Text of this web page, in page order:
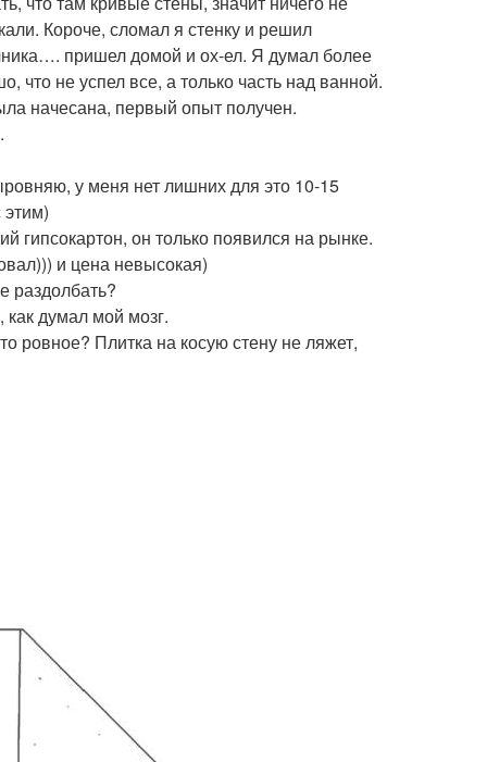
Короче, сломал я стенку и решил
пришел домой и ох-ел. Я думал более
что не успел все, а только часть над ванной.
начесана, первый опыт получен.
у меня нет лишних для это 10-15
гипсокартон, он только появился на рынке.
и цена невысокая)
раздолбать?
думал мой мозг.
ровное? Плитка на косую стену не ляжет,